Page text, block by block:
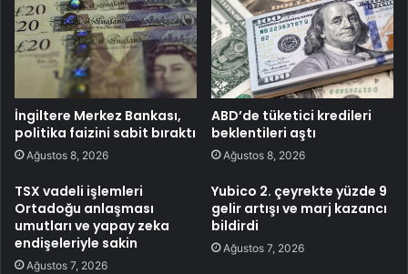
İngiltere Merkez Bankası,
politika faizini sabit bıraktı
Ağustos 8, 2026
ABD’de tüketici kredileri
beklentileri aştı
Ağustos 8, 2026
TSX vadeli işlemleri
Ortadoğu anlaşması
umutları ve yapay zeka
endişeleriyle sakin
Ağustos 7, 2026
Yubico 2. çeyrekte yüzde 9
gelir artışı ve marj kazancı
bildirdi
Ağustos 7, 2026